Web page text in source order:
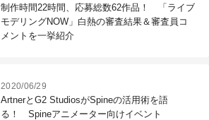
制作時間22時間、応募総数62作品！ 「ライブ
モデリングNOW」白熱の審査結果＆審査員コ
メントを一挙紹介
2020/06/29
ArtnerとG2 StudiosがSpineの活用術を語
る！ Spineアニメーター向けイベント